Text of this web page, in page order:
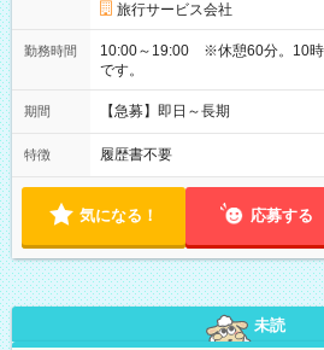
旅行サービス会社
勤務時間
10:00～19:00 ※休憩60分。10時
です。
期間 【急募】即日～長期
特徴 履歴書不要
気になる！ 応募する
未読